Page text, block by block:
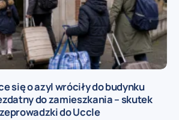
się o azyl wróciły do budynku
do zamieszkania – skutek
do Uccle